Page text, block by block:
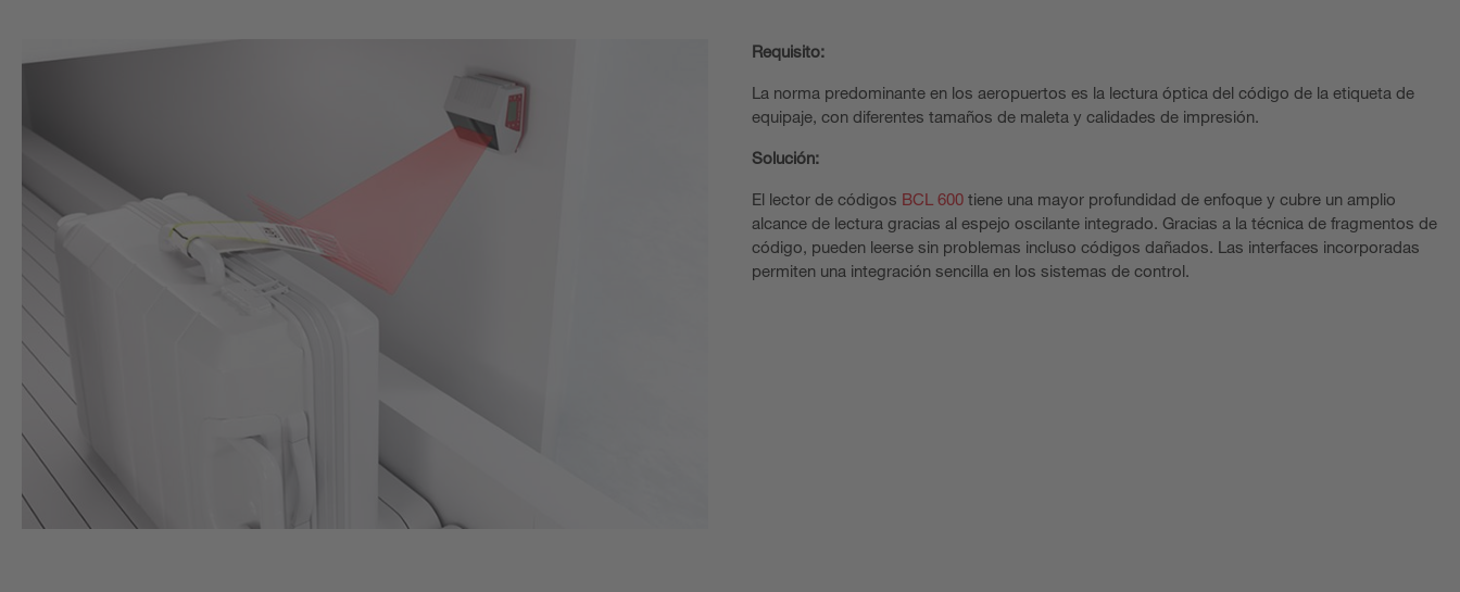
Requisito:
La norma predominante en los aeropuertos es la lectura óptica del código de la etiqueta de
equipaje, con diferentes tamaños de maleta y calidades de impresión.
Solución:
El lector de códigos BCL 600 tiene una mayor profundidad de enfoque y cubre un amplio
alcance de lectura gracias al espejo oscilante integrado. Gracias a la técnica de fragmentos de
código, pueden leerse sin problemas incluso códigos dañados. Las interfaces incorporadas
permiten una integración sencilla en los sistemas de control.